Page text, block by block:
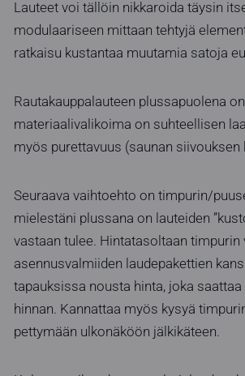
Lauteet voi tällöin nikkaroida täysin
modulaariseen mittaan tehtyjä
ratkaisu kustantaa muutamia satoja
Rautakauppalauteen plussapuolena
materiaalivalikoima on suhteellisen
myös purettavuus (saunan
Seuraava vaihtoehto on timpurin/
mielestäni plussana on lauteiden
vastaan tulee. Hintatasoltaan
asennusvalmiiden laudepakettien
tapauksissa nousta hinta, joka
hinnan. Kannattaa myös kysyä
pettymään ulkonäköön jälkikäteen.